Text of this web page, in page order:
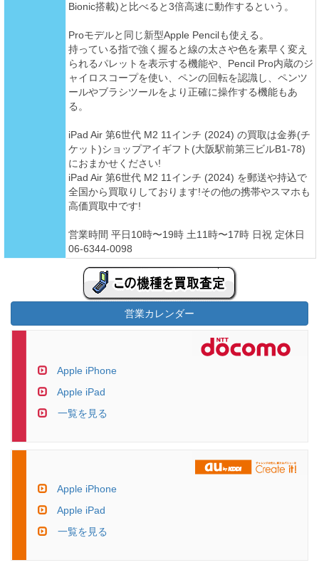
Bionic搭載)と比べると3倍高速に動作するという。
Proモデルと同じ新型Apple Pencilも使える。
持っている指で強く握ると線の太さや色を素早く変え
られるパレットを表示する機能や、Pencil Pro内蔵のジ
ャイロスコープを使い、ペンの回転を認識し、ペンツ
ールやブラシツールをより正確に操作する機能もあ
る。
iPad Air 第6世代 M2 11インチ (2024) の買取は金券(チ
ケット)ショップアイギフト(大阪駅前第三ビルB1-78)
におまかせください!
iPad Air 第6世代 M2 11インチ (2024) を郵送や持込で
全国から買取りしております!その他の携帯やスマホも
高価買取中です!
営業時間 平日10時〜19時 土11時〜17時 日祝 定休日
06-6344-0098
営業カレンダー
Apple iPhone
Apple iPad
一覧を見る
Apple iPhone
Apple iPad
一覧を見る